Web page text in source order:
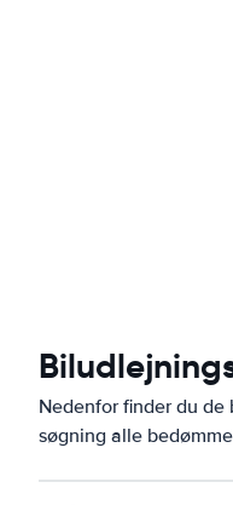
Nedenfor finder du
søgning alle